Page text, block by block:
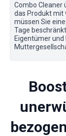
Combo Cleaner
das Produkt mit
müssen Sie
Tage
Eigentümer